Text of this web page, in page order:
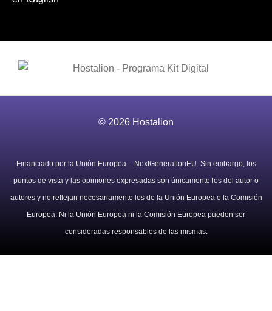
© 2026 Hostalion
Financiado por la Unión Europea – NextGenerationEU. Sin embargo, los
puntos de vista y las opiniones expresadas son únicamente los del autor o
autores y no reflejan necesariamente los de la Unión Europea o la Comisión
Europea. Ni la Unión Europea ni la Comisión Europea pueden ser
consideradas responsables de las mismas.